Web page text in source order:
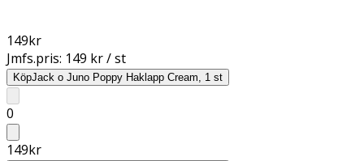
149kr
Jmfs.pris: 149 kr / st
KöpJack o Juno Poppy Haklapp Cream, 1 st
0
149kr